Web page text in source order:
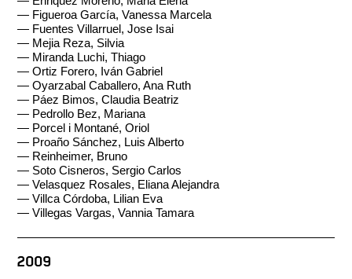
— Figueroa García, Vanessa Marcela
— Fuentes Villarruel, Jose Isai
— Mejia Reza, Silvia
— Miranda Luchi, Thiago
— Ortiz Forero, Iván Gabriel
— Oyarzabal Caballero, Ana Ruth
— Páez Bimos, Claudia Beatriz
— Pedrollo Bez, Mariana
— Porcel i Montané, Oriol
— Proaño Sánchez, Luis Alberto
— Reinheimer, Bruno
— Soto Cisneros, Sergio Carlos
— Velasquez Rosales, Eliana Alejandra
— Villca Córdoba, Lilian Eva
— Villegas Vargas, Vannia Tamara
2009